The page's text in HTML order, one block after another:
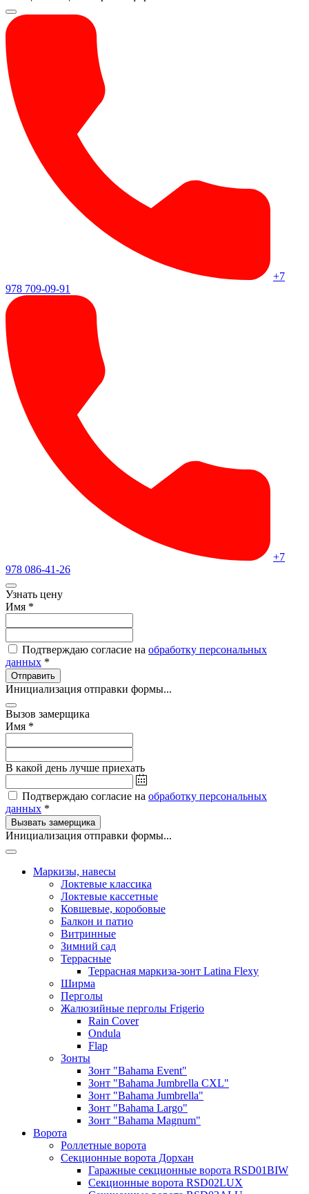
+7
978 709-09-91
+7
978 086-41-26
Узнать цену
Имя *
Подтверждаю согласие на обработку персональных
данных *
Отправить
Инициализация отправки формы...
Вызов замерщика
Имя *
В какой день лучше приехать
Подтверждаю согласие на обработку персональных
данных *
Вызвать замерщика
Инициализация отправки формы...
Маркизы, навесы
Локтевые классика
Локтевые кассетные
Ковшевые, коробовые
Балкон и патио
Витринные
Зимний сад
Террасные
Террасная маркиза-зонт Latina Flexy
Ширма
Перголы
Жалюзийные перголы Frigerio
Rain Cover
Ondula
Flap
Зонты
Зонт "Bahama Event"
Зонт "Bahama Jumbrella CXL"
Зонт "Bahama Jumbrella"
Зонт "Bahama Largo"
Зонт "Bahama Magnum"
Ворота
Роллетные ворота
Секционные ворота Дорхан
Гаражные секционные ворота RSD01BIW
Секционные ворота RSD02LUX